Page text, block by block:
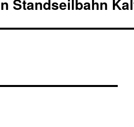
Standseilbahn